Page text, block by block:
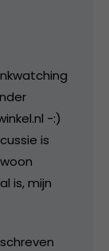
-:)
is
is, mijn